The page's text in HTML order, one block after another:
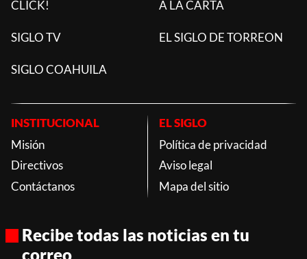
CLICK!
A LA CARTA
SIGLO TV EL SIGLO DE TORREON
SIGLO COAHUILA
INSTITUCIONAL
Misión
Directivos
Contáctanos
EL SIGLO
Política de privacidad
Aviso legal
Mapa del sitio
Recibe todas las noticias en tu
correo